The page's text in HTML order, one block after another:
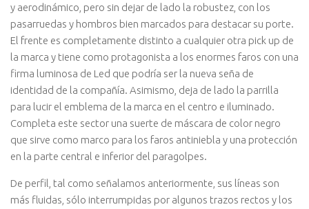
y aerodinámico, pero sin dejar de lado la robustez, con los
pasarruedas y hombros bien marcados para destacar su porte.
El frente es completamente distinto a cualquier otra pick up de
la marca y tiene como protagonista a los enormes faros con una
firma luminosa de Led que podría ser la nueva seña de
identidad de la compañía. Asimismo, deja de lado la parrilla
para lucir el emblema de la marca en el centro e iluminado.
Completa este sector una suerte de máscara de color negro
que sirve como marco para los faros antiniebla y una protección
en la parte central e inferior del paragolpes.
De perfil, tal como señalamos anteriormente, sus líneas son
más fluidas, sólo interrumpidas por algunos trazos rectos y los